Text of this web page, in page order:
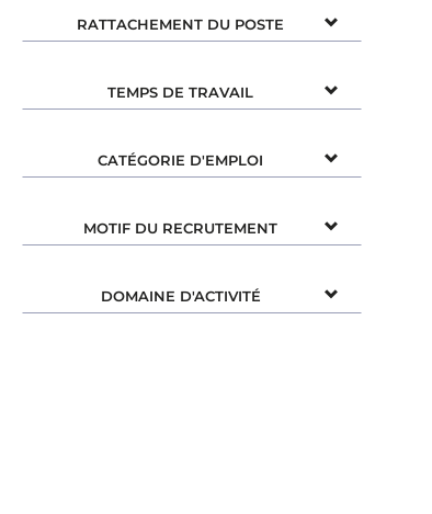
RATTACHEMENT DU POSTE
TEMPS DE TRAVAIL
CATÉGORIE D'EMPLOI
MOTIF DU RECRUTEMENT
DOMAINE D'ACTIVITÉ